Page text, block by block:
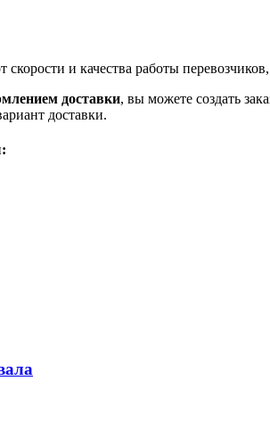
скорости и качества работы
доставки, вы можете создать
доставки.